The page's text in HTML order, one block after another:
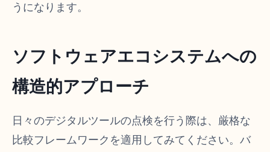
うになります。
ソフトウェアエコシステムへの
構造的アプローチ
日々のデジタルツールの点検を行う際は、厳格な
比較フレームワークを適用してみてください。バ